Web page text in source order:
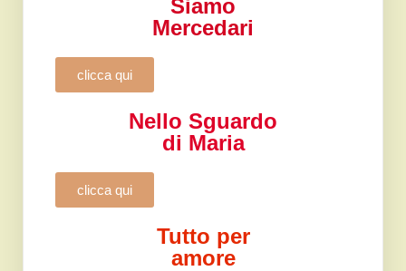
Siamo
Mercedari
clicca qui
Nello Sguardo
di Maria
clicca qui
Tutto per
amore